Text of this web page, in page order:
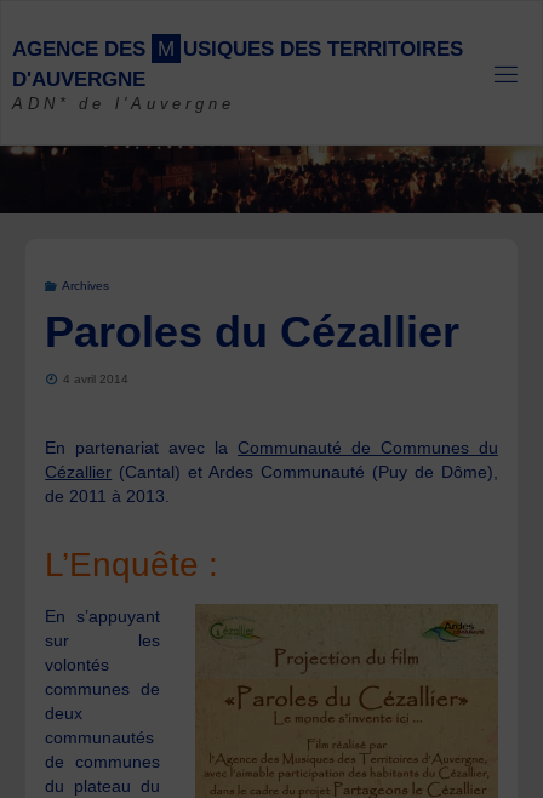
content
AGENCE DES M USIQUES DES TERRITOIRES
D'AUVERGNE
ADN* de l'Auvergne
Archives
Paroles du Cézallier
4 avril 2014
En partenariat avec la Communauté de Communes du
Cézallier (Cantal) et Ardes Communauté (Puy de Dôme),
de 2011 à 2013.
L’Enquête :
En s’appuyant
sur les
volontés
communes de
deux
communautés
de communes
du plateau du